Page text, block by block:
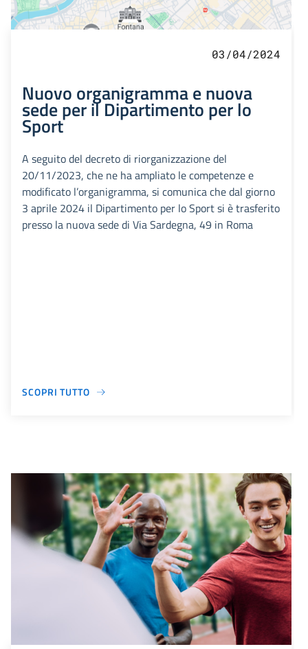
03/04/2024
Nuovo organigramma e nuova
sede per il Dipartimento per lo
Sport
A seguito del decreto di riorganizzazione del
20/11/2023, che ne ha ampliato le competenze e
modificato l’organigramma, si comunica che dal giorno
3 aprile 2024 il Dipartimento per lo Sport si è trasferito
presso la nuova sede di Via Sardegna, 49 in Roma
SCOPRI TUTTO